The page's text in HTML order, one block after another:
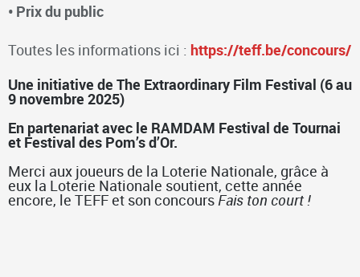
• Prix du public
Toutes les informations ici : https://teff.be/concours/
Une initiative de The Extraordinary Film Festival (6 au
9 novembre 2025)
En partenariat avec le RAMDAM Festival de Tournai
et Festival des Pom’s d’Or.
Merci aux joueurs de la Loterie Nationale, grâce à
eux la Loterie Nationale soutient, cette année
encore, le TEFF et son concoursFais ton court !